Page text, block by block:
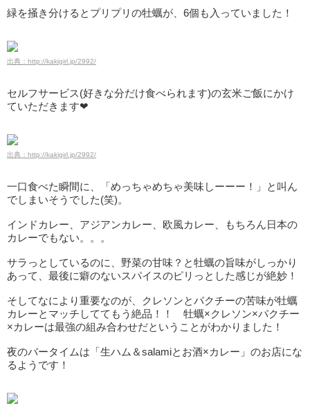
緑を掻き分けるとプリプリの牡蠣が、6個も入っていました！
出典：http://kakigirl.jp/2992/
セルフサービス(好きな分だけ食べられます)の玄米ご飯にかけ
ていただきます❤
出典：http://kakigirl.jp/2992/
一口食べた瞬間に、「めっちゃめちゃ美味しーーー！」と叫ん
でしまいそうでした(笑)。
インドカレー、アジアンカレー、欧風カレー、もちろん日本の
カレーでもない。。。
サラっとしているのに、野菜の甘味？と牡蠣の旨味がしっかり
あって、最後に癖のないスパイスのピリっとした感じが絶妙！
そしてなにより重要なのが、クレソンとパクチーの苦味が牡蠣
カレーとマッチしててもう絶品！！ 牡蠣×クレソン×パクチー
×カレーは最強の組み合わせだということがわかりました！
夜のバータイムは「生ハム＆salamiとお酒×カレー」のお店にな
るようです！